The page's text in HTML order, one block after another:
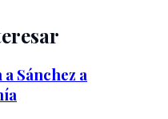
Sánchez a